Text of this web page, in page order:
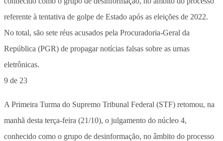
9 de 23
A Primeira Turma do Supremo Tribunal Federal (STF) retomou, na
manhã desta terça-feira (21/10), o julgamento do núcleo 4,
conhecido como o grupo de desinformação, no âmbito do processo